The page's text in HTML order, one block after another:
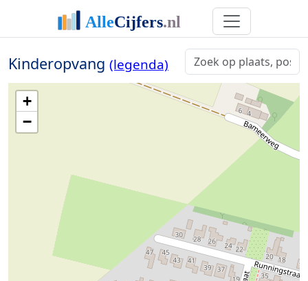
Kinderopvang (legenda)
+
−